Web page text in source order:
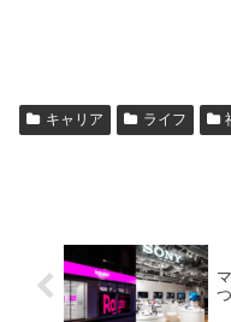
キャリア ライフ